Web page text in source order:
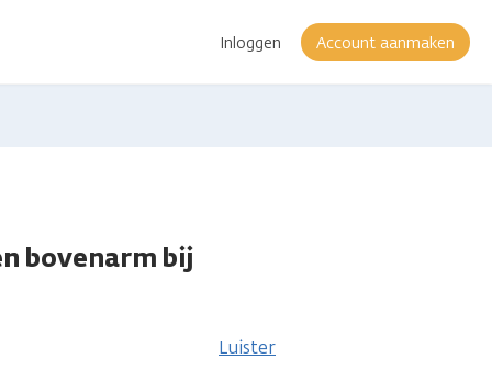
Inloggen Account aanmaken
bovenarm bij
Luister